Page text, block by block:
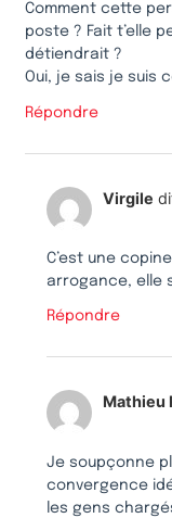
Comment cette
poste ? Fait t’elle
détiendrait ?
Oui, je sais je suis
Répondre
Virgile
C’est une
arrogance, elle
Répondre
Mathieu
Je soupçonne
convergence
les gens